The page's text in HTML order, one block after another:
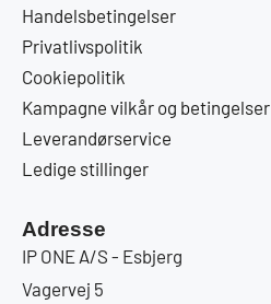
Handelsbetingelser
Privatlivspolitik
Cookiepolitik
Kampagne vilkår og betingelser
Leverandørservice
Ledige stillinger
Adresse
IP ONE A/S - Esbjerg
Vagervej 5